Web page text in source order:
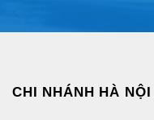
CHI NHÁNH HÀ NỘI